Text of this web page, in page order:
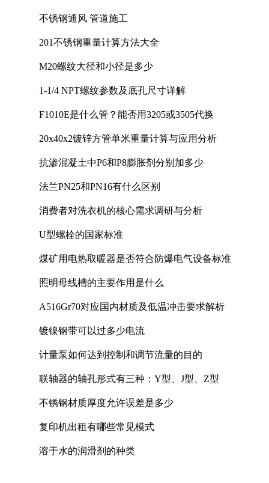
不锈钢通风 管道施工
201不锈钢重量计算方法大全
M20螺纹大径和小径是多少
1-1/4 NPT螺纹参数及底孔尺寸详解
F1010E是什么管？能否用3205或3505代换
20x40x2镀锌方管单米重量计算与应用分析
抗渗混凝土中P6和P8膨胀剂分别加多少
法兰PN25和PN16有什么区别
消费者对洗衣机的核心需求调研与分析
U型螺栓的国家标准
煤矿用电热取暖器是否符合防爆电气设备标准
照明母线槽的主要作用是什么
A516Gr70对应国内材质及低温冲击要求解析
镀镍钢带可以过多少电流
计量泵如何达到控制和调节流量的目的
联轴器的轴孔形式有三种：Y型、J型、Z型
不锈钢材质厚度允许误差是多少
复印机出租有哪些常见模式
溶于水的润滑剂的种类